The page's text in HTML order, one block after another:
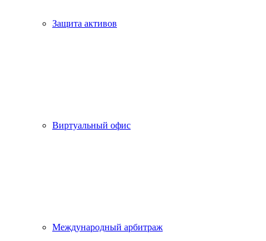
Защита активов
Виртуальный офис
Международный арбитраж